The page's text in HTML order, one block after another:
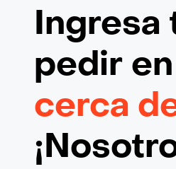
Ingresa
pedir en
cerca